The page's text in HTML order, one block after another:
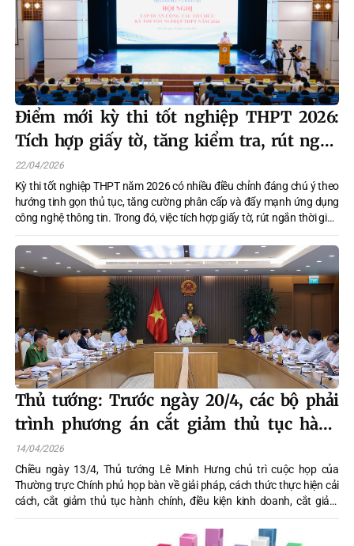
Điểm mới kỳ thi tốt nghiệp THPT 2026:
Tích hợp giấy tờ, tăng kiểm tra, rút ngắn
phúc khảo
22/04/2026
Kỳ thi tốt nghiệp THPT năm 2026 có nhiều điều chỉnh đáng chú ý theo
hướng tinh gọn thủ tục, tăng cường phân cấp và đẩy mạnh ứng dụng
công nghệ thông tin. Trong đó, việc tích hợp giấy tờ, rút ngắn thời gian
phúc khảo và thay đổi cách tính ưu tiên là những nội dung thí sinh và
các địa phương cần đặc biệt lưu ý.
Thủ tướng: Trước ngày 20/4, các bộ phải
trình phương án cắt giảm thủ tục hành
chính, điều kiện kinh doanh
14/04/2026
Chiều ngày 13/4, Thủ tướng Lê Minh Hưng chủ trì cuộc họp của
Thường trực Chính phủ họp bàn về giải pháp, cách thức thực hiện cải
cách, cắt giảm thủ tục hành chính, điều kiện kinh doanh, cắt giảm
ngành nghề kinh doanh có điều kiện, phân cấp giải quyết thủ tục hành
chính theo Kết luận số 18-KL/TW của Trung ương.